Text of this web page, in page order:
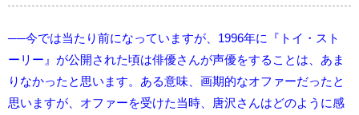
──今では当たり前になっていますが、1996年に『トイ・スト
ーリー』が公開された頃は俳優さんが声優をすることは、あま
りなかったと思います。ある意味、画期的なオファーだったと
思いますが、オファーを受けた当時、唐沢さんはどのように感